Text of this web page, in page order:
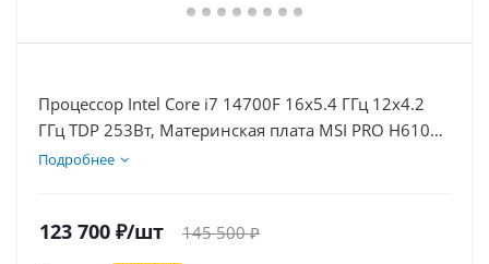
Процессор Intel Core i7 14700F 16x5.4 ГГц 12x4.2
ГГц TDP 253Вт, Материнская плата MSI PRO H610M-
E D5, Видеокарта RTX 5050 8Гб, Память
Подробнее
123 700 ₽/шт 145 500₽